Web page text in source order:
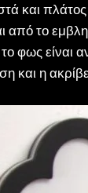
και
από το
φως είναι
και η